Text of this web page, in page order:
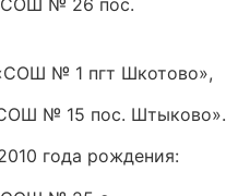
№ 26 пос.
№ 1 пгт Шкотово»,
№ 15 пос. Штыково».
года рождения: